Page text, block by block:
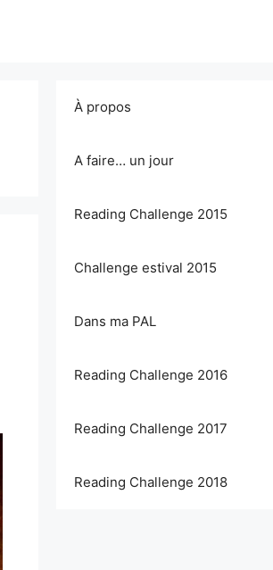
À propos
A faire… un jour
Reading Challenge 2015
Challenge estival 2015
Dans ma PAL
Reading Challenge 2016
Reading Challenge 2017
Reading Challenge 2018